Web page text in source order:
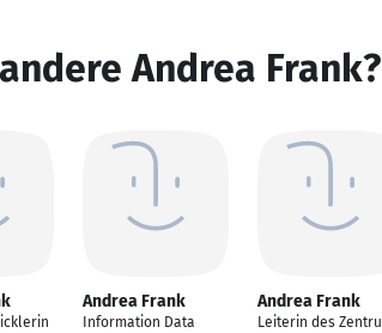
Andrea Frank?
Andrea Frank
Information Data
Andrea Frank
Leiterin des